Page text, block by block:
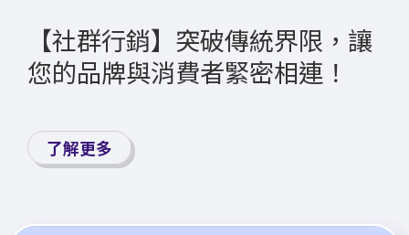
【社群行銷】突破傳統界限，讓
您的品牌與消費者緊密相連！
了解更多